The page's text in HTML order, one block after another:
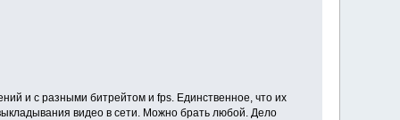
и с разными битрейтом и fps. Единственное, что их
видео в сети. Можно брать любой. Дело